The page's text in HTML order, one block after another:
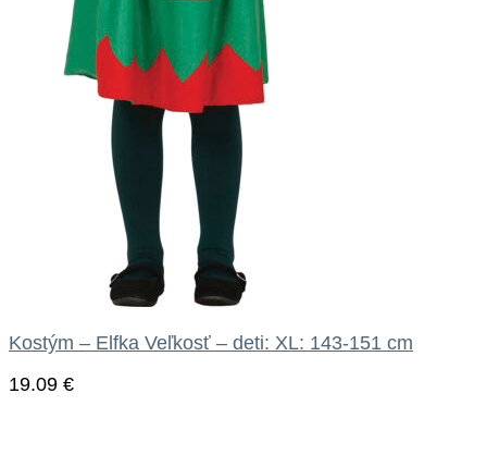
Kostým – Elfka Veľkosť – deti: XL: 143-151 cm
19.09 €